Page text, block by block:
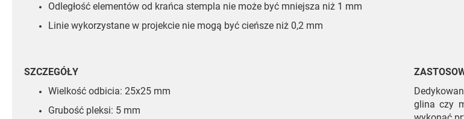
Odległość elementów od krańca stempla nie może być mniejsza niż 1 mm
Linie wykorzystane w projekcie nie mogą być cieńsze niż 0,2 mm
SZCZEGÓŁY
Wielkość odbicia: 25x25 mm
Grubość pleksi: 5 mm
glina czy